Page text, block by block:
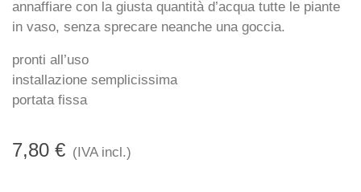
annaffiare con la giusta quantità d’acqua tutte le piante
in vaso, senza sprecare neanche una goccia.
pronti all’uso
installazione semplicissima
portata fissa
7,80 € (IVA incl.)